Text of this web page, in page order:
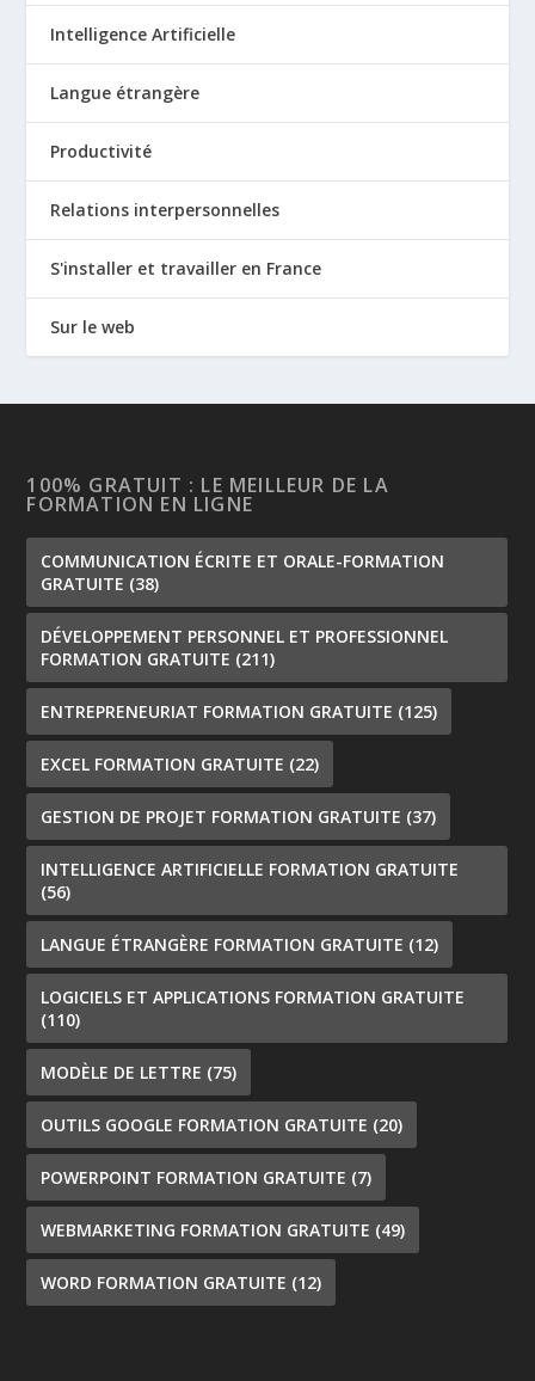
Intelligence Artificielle
Langue étrangère
Productivité
Relations interpersonnelles
S'installer et travailler en France
Sur le web
100% GRATUIT : LE MEILLEUR DE LA
FORMATION EN LIGNE
COMMUNICATION ÉCRITE ET ORALE-FORMATION
GRATUITE (38)
DÉVELOPPEMENT PERSONNEL ET PROFESSIONNEL
FORMATION GRATUITE (211)
ENTREPRENEURIAT FORMATION GRATUITE (125)
EXCEL FORMATION GRATUITE (22)
GESTION DE PROJET FORMATION GRATUITE (37)
INTELLIGENCE ARTIFICIELLE FORMATION GRATUITE
(56)
LANGUE ÉTRANGÈRE FORMATION GRATUITE (12)
LOGICIELS ET APPLICATIONS FORMATION GRATUITE
(110)
MODÈLE DE LETTRE (75)
OUTILS GOOGLE FORMATION GRATUITE (20)
POWERPOINT FORMATION GRATUITE (7)
WEBMARKETING FORMATION GRATUITE (49)
WORD FORMATION GRATUITE (12)